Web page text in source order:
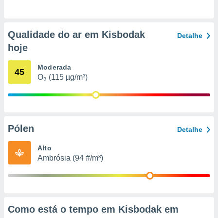
ou opor-
qualquer
em “
na
ou aceder
para
Qualidade do ar em Kisbodak
hoje
Detalhe
45 Moderada
O₃ (115 µg/m³)
Pólen Detalhe
Alto
Ambrósia (94 #/m³)
Como está o tempo em Kisbodak em